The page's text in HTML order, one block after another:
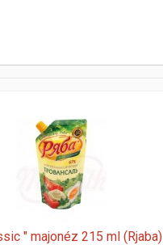
" majonéz 215 ml (Rjaba)